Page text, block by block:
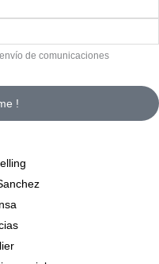
de comunicaciones
!